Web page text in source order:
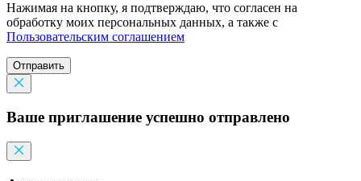
Нажимая на кнопку, я подтверждаю, что согласен на
обработку моих персональных данных, а также с
Пользовательским соглашением
Отправить
Ваше приглашение успешно отправлено